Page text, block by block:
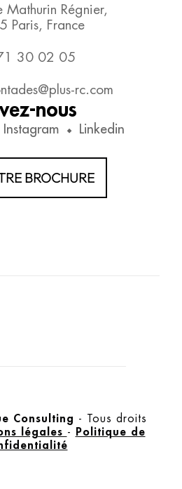
Régnier,
Paris, France
30 02 05
rc.com
nous
Instagram Linkedin
BROCHURE
Consulting - Tous droits
légales - Politique de